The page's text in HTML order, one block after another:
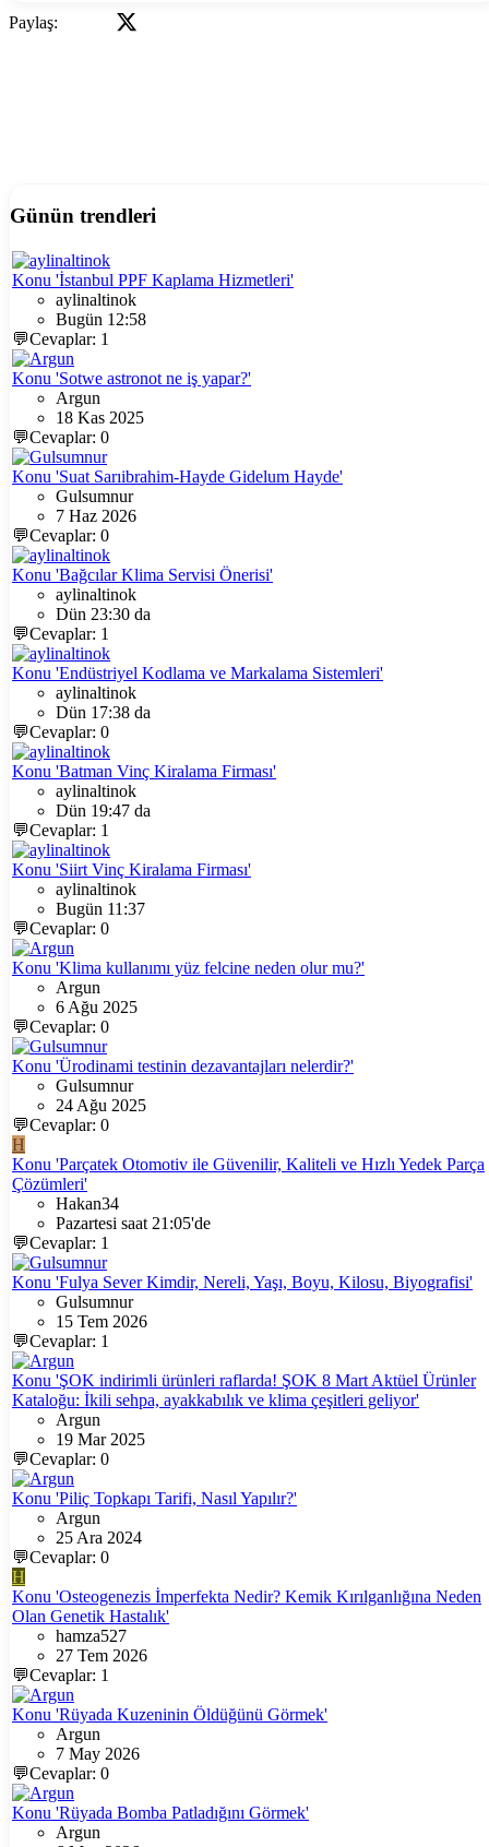
Paylaş:
Günün trendleri
Konu 'İstanbul PPF Kaplama Hizmetleri'
aylinaltinok
Bugün 12:58
💬Cevaplar: 1
Konu 'Sotwe astronot ne iş yapar?'
Argun
18 Kas 2025
💬Cevaplar: 0
Konu 'Suat Sarıibrahim-Hayde Gidelum Hayde'
Gulsumnur
7 Haz 2026
💬Cevaplar: 0
Konu 'Bağcılar Klima Servisi Önerisi'
aylinaltinok
Dün 23:30 da
💬Cevaplar: 1
Konu 'Endüstriyel Kodlama ve Markalama Sistemleri'
aylinaltinok
Dün 17:38 da
💬Cevaplar: 0
Konu 'Batman Vinç Kiralama Firması'
aylinaltinok
Dün 19:47 da
💬Cevaplar: 1
Konu 'Siirt Vinç Kiralama Firması'
aylinaltinok
Bugün 11:37
💬Cevaplar: 0
Konu 'Klima kullanımı yüz felcine neden olur mu?'
Argun
6 Ağu 2025
💬Cevaplar: 0
Konu 'Ürodinami testinin dezavantajları nelerdir?'
Gulsumnur
24 Ağu 2025
💬Cevaplar: 0
H
Konu 'Parçatek Otomotiv ile Güvenilir, Kaliteli ve Hızlı Yedek Parça
Çözümleri'
Hakan34
Pazartesi saat 21:05'de
💬Cevaplar: 1
Konu 'Fulya Sever Kimdir, Nereli, Yaşı, Boyu, Kilosu, Biyografisi'
Gulsumnur
15 Tem 2026
💬Cevaplar: 1
Konu 'ŞOK indirimli ürünleri raflarda! ŞOK 8 Mart Aktüel Ürünler
Kataloğu: İkili sehpa, ayakkabılık ve klima çeşitleri geliyor'
Argun
19 Mar 2025
💬Cevaplar: 0
Konu 'Piliç Topkapı Tarifi, Nasıl Yapılır?'
Argun
25 Ara 2024
💬Cevaplar: 0
H
Konu 'Osteogenezis İmperfekta Nedir? Kemik Kırılganlığına Neden
Olan Genetik Hastalık'
hamza527
27 Tem 2026
💬Cevaplar: 1
Konu 'Rüyada Kuzeninin Öldüğünü Görmek'
Argun
7 May 2026
💬Cevaplar: 0
Konu 'Rüyada Bomba Patladığını Görmek'
Argun